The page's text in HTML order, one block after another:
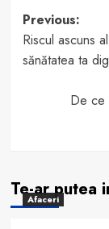
Post
Previous:
Riscul ascuns
sănătatea ta
De ce
Te-ar putea
Afaceri